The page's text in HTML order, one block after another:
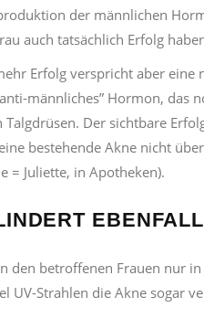
der männlichen
auch tatsächlich Erfolg
Erfolg verspricht aber eine
männliches” Hormon,
Der sichtbare
bestehende Akne nicht
= Juliette, in Apotheken).
den betroffenen Frauen nur
UV-Strahlen die Akne sogar